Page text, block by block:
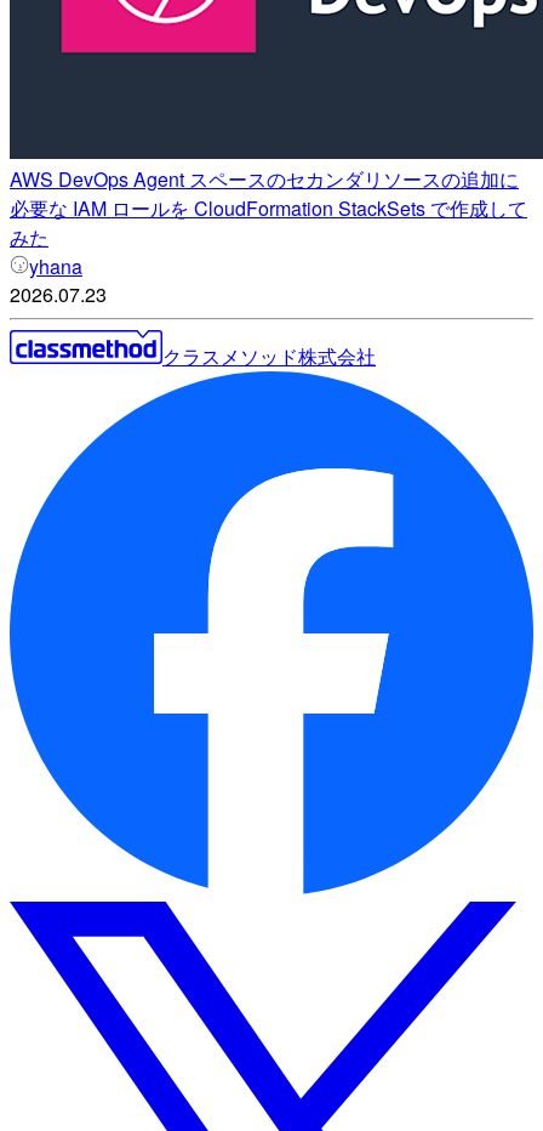
AWS DevOps Agent スペースのセカンダリソースの追加に
必要な IAM ロールを CloudFormation StackSets で作成して
みた
yhana
2026.07.23
クラスメソッド株式会社